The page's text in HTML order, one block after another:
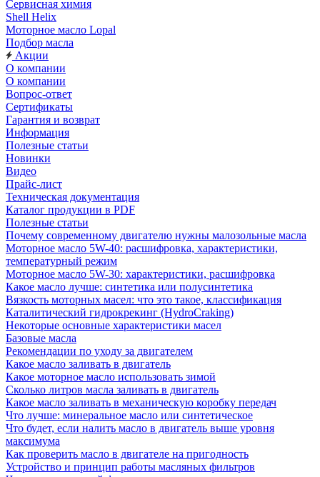
Сервисная химия
Shell Helix
Моторное масло Lopal
Подбор масла
Акции
О компании
О компании
Вопрос-ответ
Сертификаты
Гарантия и возврат
Информация
Полезные статьи
Новинки
Видео
Прайс-лист
Техническая документация
Каталог продукции в PDF
Полезные статьи
Почему современному двигателю нужны малозольные масла
Моторное масло 5W-40: расшифровка, характеристики,
температурный режим
Моторное масло 5W-30: характеристики, расшифровка
Какое масло лучше: синтетика или полусинтетика
Вязкость моторных масел: что это такое, классификация
Каталитический гидрокрекинг (НydroСraking)
Некоторые основные характеристики масел
Базовые масла
Рекомендации по уходу за двигателем
Какое масло заливать в двигатель
Какое моторное масло использовать зимой
Сколько литров масла заливать в двигатель
Какое масло заливать в механическую коробку передач
Что лучше: минеральное масло или синтетическое
Что будет, если налить масло в двигатель выше уровня
максимума
Как проверить масло в двигателе на пригодность
Устройство и принцип работы масляных фильтров